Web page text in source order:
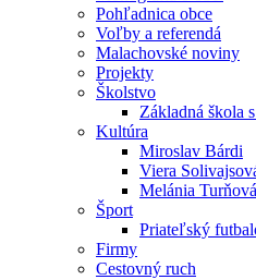
Pohľadnica obce
Voľby a referendá
Malachovské noviny
Projekty
Školstvo
Základná škola
Kultúra
Miroslav Bárdi
Viera
Melánia Turňová
Šport
Priateľský
Firmy
Cestovný ruch